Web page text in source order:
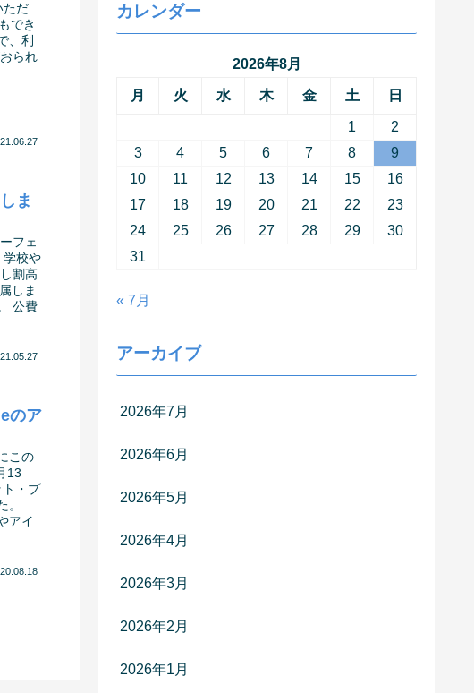
ただ
でき
、利
られ
ま
フェ
学校や
割高
しま
公費
のア
この
13
ト・プ
。
アイ
カレンダー
2026年8月
月 火 水 木 金 土 日
1
2
3
4 5 6 7 8
9
10
11 12 13 14 15
16
17
18 19 20 21 22
23
24
25 26 27 28 29
30
31
« 7月
アーカイブ
2026年7月
2026年6月
2026年5月
2026年4月
2026年3月
2026年2月
2026年1月